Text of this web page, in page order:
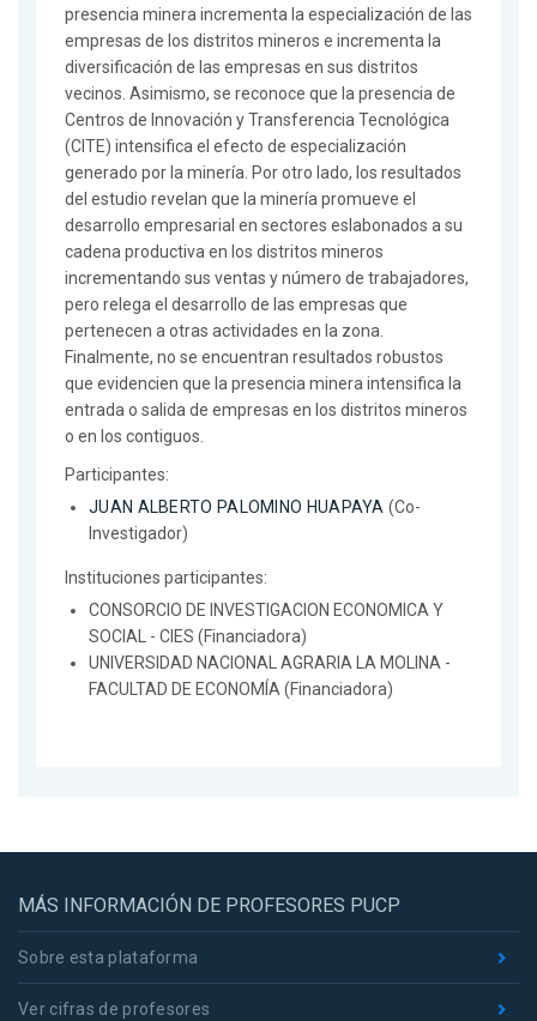
presencia minera incrementa la especialización de las
empresas de los distritos mineros e incrementa la
diversificación de las empresas en sus distritos
vecinos. Asimismo, se reconoce que la presencia de
Centros de Innovación y Transferencia Tecnológica
(CITE) intensifica el efecto de especialización
generado por la minería. Por otro lado, los resultados
del estudio revelan que la minería promueve el
desarrollo empresarial en sectores eslabonados a su
cadena productiva en los distritos mineros
incrementando sus ventas y número de trabajadores,
pero relega el desarrollo de las empresas que
pertenecen a otras actividades en la zona.
Finalmente, no se encuentran resultados robustos
que evidencien que la presencia minera intensifica la
entrada o salida de empresas en los distritos mineros
o en los contiguos.
Participantes:
JUAN ALBERTO PALOMINO HUAPAYA (Co-
Investigador)
Instituciones participantes:
CONSORCIO DE INVESTIGACION ECONOMICA Y
SOCIAL - CIES (Financiadora)
UNIVERSIDAD NACIONAL AGRARIA LA MOLINA -
FACULTAD DE ECONOMÍA (Financiadora)
MÁS INFORMACIÓN DE PROFESORES PUCP
Sobre esta plataforma
Ver cifras de profesores